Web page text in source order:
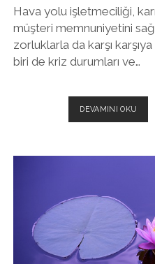
Hava yolu işletmeciliği,
müşteri memnuniyetini
zorluklarla da karşı
biri de kriz durumları ve…
DEVAMINI OKU
YOLU